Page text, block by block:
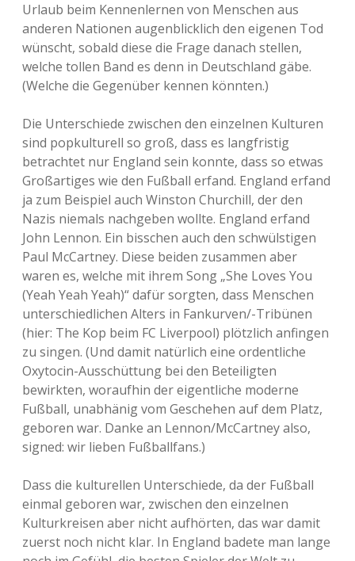
Urlaub beim Kennenlernen von Menschen aus
anderen Nationen augenblicklich den eigenen Tod
wünscht, sobald diese die Frage danach stellen,
welche tollen Band es denn in Deutschland gäbe.
(Welche die Gegenüber kennen könnten.)
Die Unterschiede zwischen den einzelnen Kulturen
sind popkulturell so groß, dass es langfristig
betrachtet nur England sein konnte, dass so etwas
Großartiges wie den Fußball erfand. England erfand
ja zum Beispiel auch Winston Churchill, der den
Nazis niemals nachgeben wollte. England erfand
John Lennon. Ein bisschen auch den schwülstigen
Paul McCartney. Diese beiden zusammen aber
waren es, welche mit ihrem Song „She Loves You
(Yeah Yeah Yeah)“ dafür sorgten, dass Menschen
unterschiedlichen Alters in Fankurven/-Tribünen
(hier: The Kop beim FC Liverpool) plötzlich anfingen
zu singen. (Und damit natürlich eine ordentliche
Oxytocin-Ausschüttung bei den Beteiligten
bewirkten, woraufhin der eigentliche moderne
Fußball, unabhänig vom Geschehen auf dem Platz,
geboren war. Danke an Lennon/McCartney also,
signed: wir lieben Fußballfans.)
Dass die kulturellen Unterschiede, da der Fußball
einmal geboren war, zwischen den einzelnen
Kulturkreisen aber nicht aufhörten, das war damit
zuerst noch nicht klar. In England badete man lange